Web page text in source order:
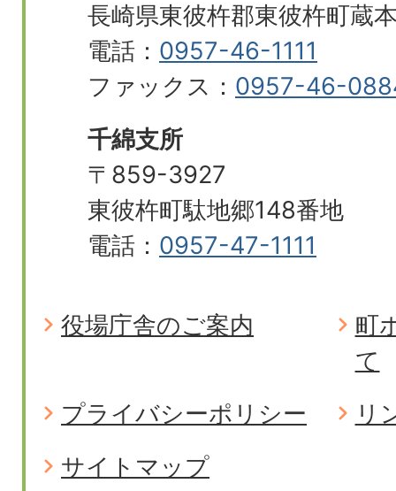
長崎県東彼杵郡東彼杵町蔵
電話： 0957-46-1111
ファックス： 0957-46-
千綿支所
〒859-3927
東彼杵町駄地郷148番地
電話： 0957-47-1111
役場庁舎のご案内
町
て
プライバシーポリシー
リ
サイトマップ